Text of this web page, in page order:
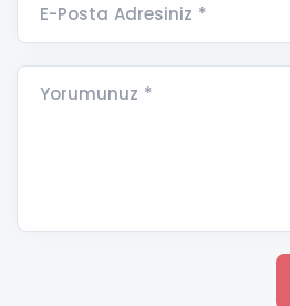
E-Posta Adresiniz *
Yorumunuz *